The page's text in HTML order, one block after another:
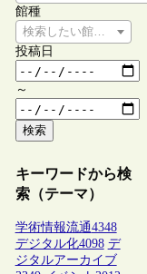
館種
検索したい館種を選択
投稿日
～
検索
キーワードから検
索（テーマ）
学術情報流通4348
デジタル化4098 デ
ジタルアーカイブ